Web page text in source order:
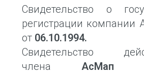
Свидетельство о
регистрации компании
от 06.10.1994.
Свидетельство
члена АсМап